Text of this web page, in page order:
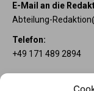
E-Mail an die
Abteilung-
Telefon:
+49 171 489 2894